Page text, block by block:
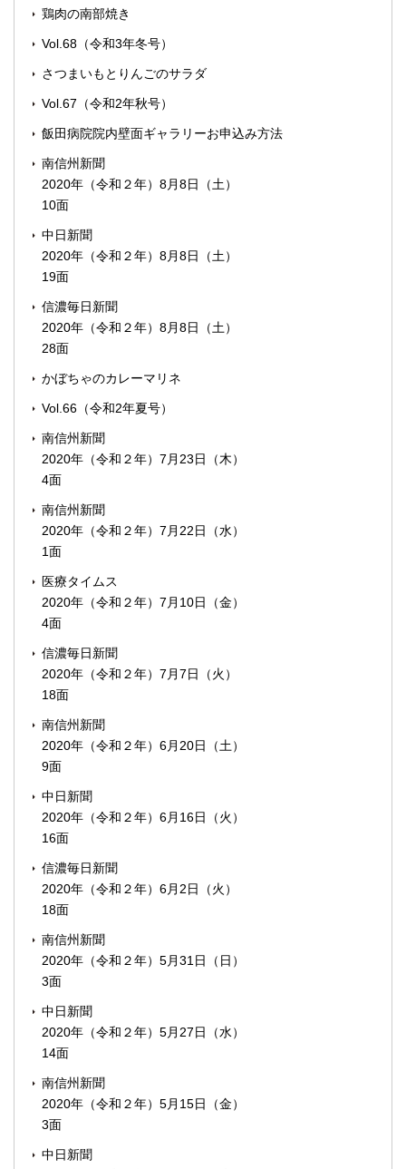
鶏肉の南部焼き
Vol.68（令和3年冬号）
さつまいもとりんごのサラダ
Vol.67（令和2年秋号）
飯田病院院内壁面ギャラリーお申込み方法
南信州新聞
2020年（令和２年）8月8日（土）
10面
中日新聞
2020年（令和２年）8月8日（土）
19面
信濃毎日新聞
2020年（令和２年）8月8日（土）
28面
かぼちゃのカレーマリネ
Vol.66（令和2年夏号）
南信州新聞
2020年（令和２年）7月23日（木）
4面
南信州新聞
2020年（令和２年）7月22日（水）
1面
医療タイムス
2020年（令和２年）7月10日（金）
4面
信濃毎日新聞
2020年（令和２年）7月7日（火）
18面
南信州新聞
2020年（令和２年）6月20日（土）
9面
中日新聞
2020年（令和２年）6月16日（火）
16面
信濃毎日新聞
2020年（令和２年）6月2日（火）
18面
南信州新聞
2020年（令和２年）5月31日（日）
3面
中日新聞
2020年（令和２年）5月27日（水）
14面
南信州新聞
2020年（令和２年）5月15日（金）
3面
中日新聞